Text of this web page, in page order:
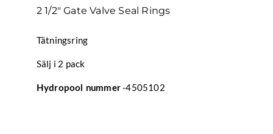
2 1/2″ Gate Valve Seal Rings
Tätningsring
Sälj i 2 pack
Hydropool nummer-4505102